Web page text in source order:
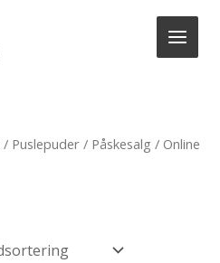
/ Puslepuder / Påskesalg / Online